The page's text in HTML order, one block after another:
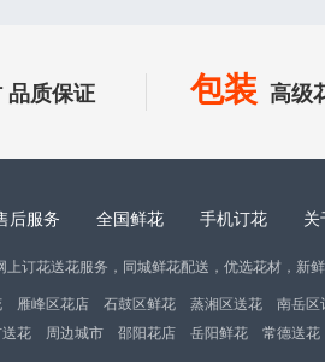
品质保证 包装 高级
后服务 全国鲜花 手机订花 关
订花送花服务，同城鲜花配送，优选花材，新
雁峰区花店 石鼓区鲜花 蒸湘区送花
南岳区
花 周边城市 邵阳花店 岳阳鲜花
常德送花